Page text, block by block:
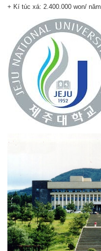
+ Kí túc xá: 2.400.000 won/ năm